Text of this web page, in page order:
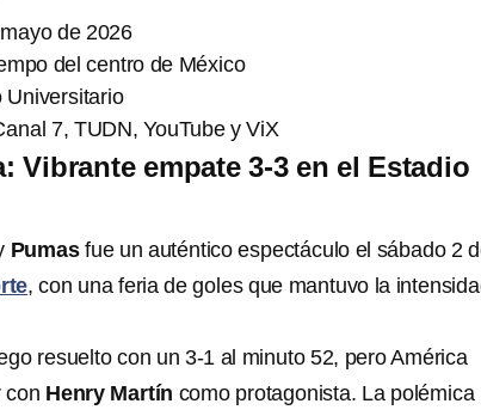
de 2026
del centro de México
Universitario
7, TUDN, YouTube y ViX
Vibrante empate 3-3 en el Estadio
Pumasfue un auténtico espectáculo el sábado 2
, con una feria de goles que mantuvo la
resuelto con un 3-1 al minuto 52, pero América
con Henry Martín como protagonista. La polémica